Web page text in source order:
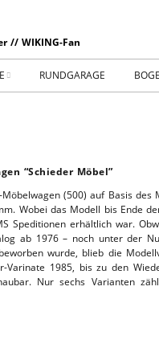
SHOP-STARTSEITE
NEUWAGENHALLE
GEBRAUCHTWAGEN
2024
2023
2022
RUNDGARAGE
“Schieder Möbel”
(500) auf Basis des
Wobei das Modell bis Ende
Speditionen erhältlich war.
ab 1976 – noch unter der
beworben wurde, blieb die
Varinate 1985, bis zu den
Nur sechs Varianten